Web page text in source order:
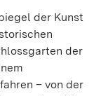
der Kunst
der
– von der